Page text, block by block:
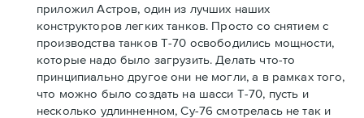
приложил Астров, один из лучших наших
конструкторов легких танков. Просто со снятием с
производства танков Т-70 освободились мощности,
которые надо было загрузить. Делать что-то
принципиально другое они не могли, а в рамках того,
что можно было создать на шасси Т-70, пусть и
несколько удлинненном, Су-76 смотрелась не так и